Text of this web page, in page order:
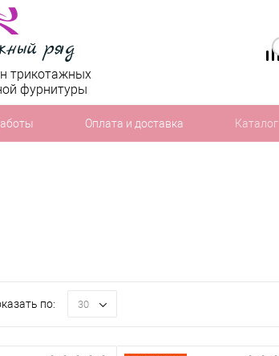
трикотажных
фурнитуры
Оплата и доставка Каталог
по: 30